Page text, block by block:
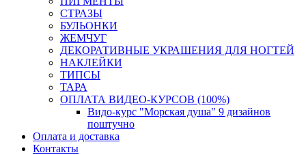
СТРАЗЫ
БУЛЬОНКИ
ЖЕМЧУГ
ДЕКОРАТИВНЫЕ УКРАШЕНИЯ ДЛЯ НОГТЕЙ
НАКЛЕЙКИ
ТИПСЫ
ТАРА
ОПЛАТА ВИДЕО-КУРСОВ (100%)
Видо-курс "Морская душа" 9 дизайнов
поштучно
Оплата и доставка
Контакты